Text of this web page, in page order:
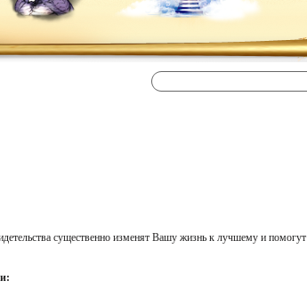
существенно изменят Вашу жизнь к лучшему и помогут